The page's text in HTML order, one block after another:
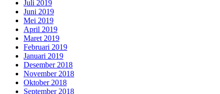
Juli 2019
Juni 2019
Mei 2019
April 2019
Maret 2019
Februari 2019
Januari 2019
Desember 2018
November 2018
Oktober 2018
September 2018